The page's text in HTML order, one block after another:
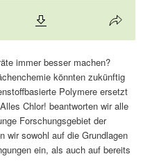
immer besser machen?
könnten zukünftig
Polymere ersetzt
Chlor! beantworten wir alle
Forschungsgebiet der
wir sowohl auf die Grundlagen
ein, als auch auf bereits